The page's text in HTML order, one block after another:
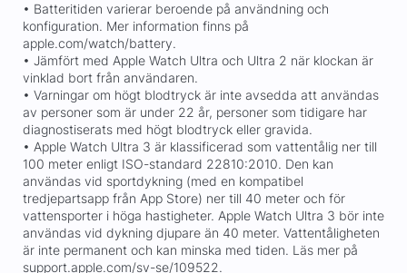
• Batteritiden varierar beroende på användning och
konfiguration. Mer information finns på
apple.com/watch/battery.
• Jämfört med Apple Watch Ultra och Ultra 2 när klockan är
vinklad bort från användaren.
• Varningar om högt blodtryck är inte avsedda att användas
av personer som är under 22 år, personer som tidigare har
diagnostiserats med högt blodtryck eller gravida.
• Apple Watch Ultra 3 är klassificerad som vattentålig ner till
100 meter enligt ISO-standard 22810:2010. Den kan
användas vid sportdykning (med en kompatibel
tredjepartsapp från App Store) ner till 40 meter och för
vattensporter i höga hastigheter. Apple Watch Ultra 3 bör inte
användas vid dykning djupare än 40 meter. Vattentåligheten
är inte permanent och kan minska med tiden. Läs mer på
support.apple.com/sv-se/109522.